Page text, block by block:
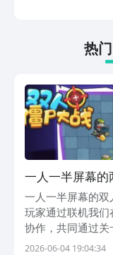
热
一人一半屏幕
的枪战游戏手机
一人一半屏幕的
玩家通过联机我
协作，共同通过
九游当中就能下载
2026-06-04 19:04:34